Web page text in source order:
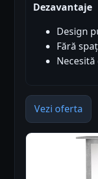
Dezavantaje
Design
Fără
Vezi oferta